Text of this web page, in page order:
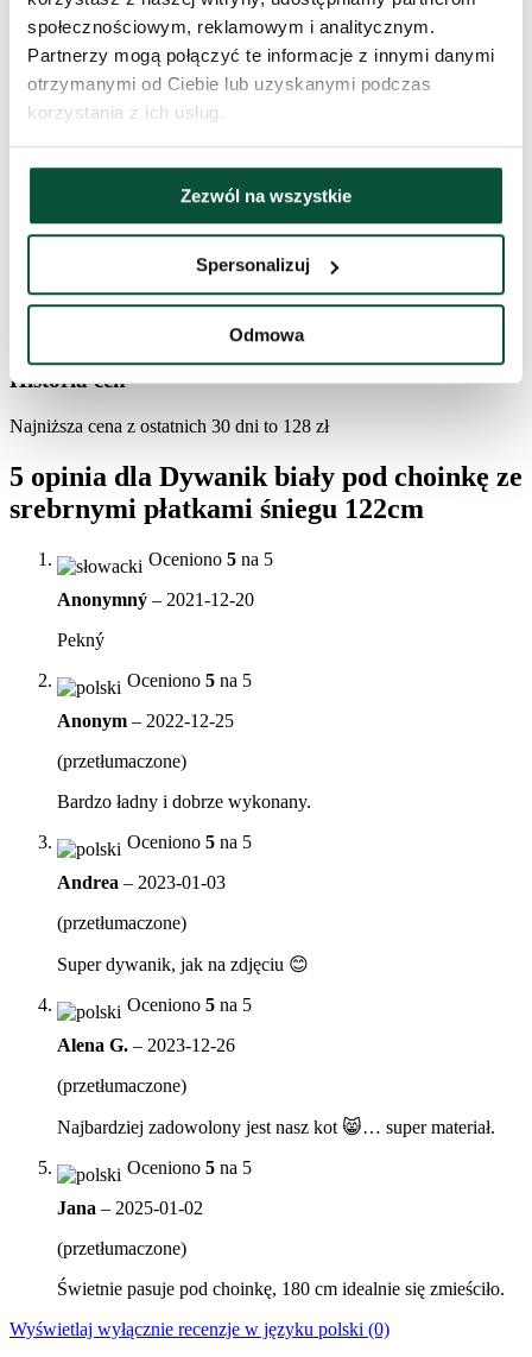
społecznościowym, reklamowym i analitycznym.
Partnerzy mogą połączyć te informacje z innymi danymi
otrzymanymi od Ciebie lub uzyskanymi podczas
korzystania z ich usług.
Zezwól na wszystkie
Spersonalizuj
Odmowa
Wymiar 122cm
Kształt okrągły
Zapięcie rzep
Historia cen
Najniższa cena z ostatnich 30 dni to 128 zł
5 opinia dla Dywanik biały pod choinkę ze
srebrnymi płatkami śniegu 122cm
Oceniono 5 na 5
Anonymný – 2021-12-20
Pekný
Oceniono 5 na 5
Anonym – 2022-12-25
(przetłumaczone)
Bardzo ładny i dobrze wykonany.
Oceniono 5 na 5
Andrea – 2023-01-03
(przetłumaczone)
Super dywanik, jak na zdjęciu 😊
Oceniono 5 na 5
Alena G. – 2023-12-26
(przetłumaczone)
Najbardziej zadowolony jest nasz kot 😸… super materiał.
Oceniono 5 na 5
Jana – 2025-01-02
(przetłumaczone)
Świetnie pasuje pod choinkę, 180 cm idealnie się zmieściło.
Wyświetlaj wyłącznie recenzje w języku polski (0)